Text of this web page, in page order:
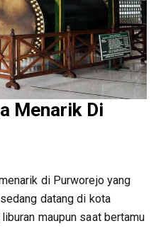
Menarik Di
di Purworejo yang
datang di kota
maupun saat bertamu